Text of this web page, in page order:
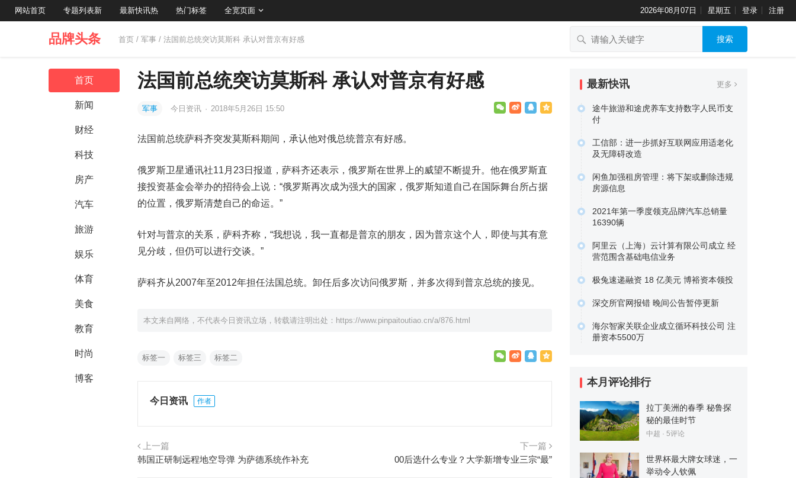
网站首页 专题列表新 最新快讯热 热门标签 全宽页面 2026年08月07日 星期五 登录 注册
品牌头条 首页 / 军事 / 法国前总统突访莫斯科 承认对普京有好感 搜索
首页
新闻
财经
科技
房产
汽车
旅游
娱乐
体育
美食
教育
时尚
博客
法国前总统突访莫斯科 承认对普京有好感
军事 今日资讯 · 2018年5月26日 15:50
法国前总统萨科齐突发莫斯科期间，承认他对俄总统普京有好感。
俄罗斯卫星通讯社11月23日报道，萨科齐还表示，俄罗斯在世界上的威望不断提升。他在俄罗斯直
接投资基金会举办的招待会上说：“俄罗斯再次成为强大的国家，俄罗斯知道自己在国际舞台所占据
的位置，俄罗斯清楚自己的命运。”
针对与普京的关系，萨科齐称，“我想说，我一直都是普京的朋友，因为普京这个人，即使与其有意
见分歧，但仍可以进行交谈。”
萨科齐从2007年至2012年担任法国总统。卸任后多次访问俄罗斯，并多次得到普京总统的接见。
本文来自网络，不代表今日资讯立场，转载请注明出处： https://www.pinpaitoutiao.cn/a/876.html
标签一 标签三 标签二
今日资讯 作者
上一篇
韩国正研制远程地空导弹 为萨德系统作补充
下一篇
00后选什么专业？大学新增专业三宗“最”
最新快讯 更多
途牛旅游和途虎养车支持数字人民币支
付
行、农业银行、中国银行、…
工信部：进一步抓好互联网应用适老化
及无障碍改造
印发通知，部署进一步抓好互…
闲鱼加强租房管理：将下架或删除违规
房源信息
租房管理，对违反发布要求的…
2021年第一季度领克品牌汽车总销量
16390辆
季度汽车总销量为33.…
阿里云（上海）云计算有限公司成立 经
营范围含基础电信业务
值电信业务；第二类增值电信…
原文链接
极兔速递融资 18 亿美元 博裕资本领投
完成了一笔 18…
原文链接
深交所官网报错 晚间公告暂停更新
目前无法正常打开，上市公司…
海尔智家关联企业成立循环科技公司 注
册资本5500万
原文链接
本月评论排行
拉丁美洲的春季 秘鲁探
秘的最佳时节
中超 · 5评论
世界杯最大牌女球迷，一
举动令人钦佩